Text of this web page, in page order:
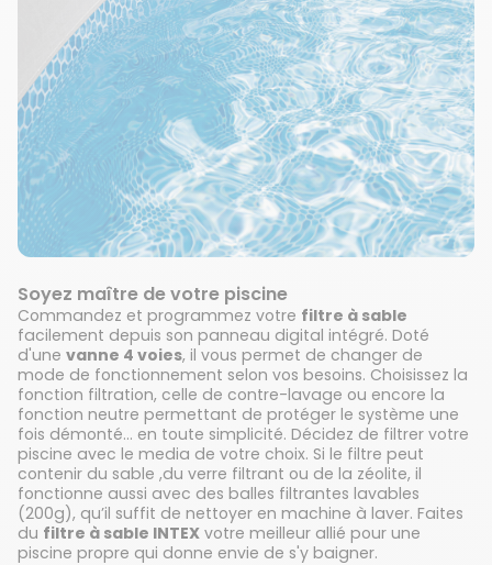
Soyez maître de votre piscine
Commandez et programmez votre filtre à sable
facilement depuis son panneau digital intégré. Doté
d'une vanne 4 voies, il vous permet de changer de
mode de fonctionnement selon vos besoins. Choisissez la
fonction filtration, celle de contre-lavage ou encore la
fonction neutre permettant de protéger le système une
fois démonté... en toute simplicité. Décidez de filtrer votre
piscine avec le media de votre choix. Si le filtre peut
contenir du sable ,du verre filtrant ou de la zéolite, il
fonctionne aussi avec des balles filtrantes lavables
(200g), qu’il suffit de nettoyer en machine à laver. Faites
du filtre à sable INTEX votre meilleur allié pour une
piscine propre qui donne envie de s'y baigner.